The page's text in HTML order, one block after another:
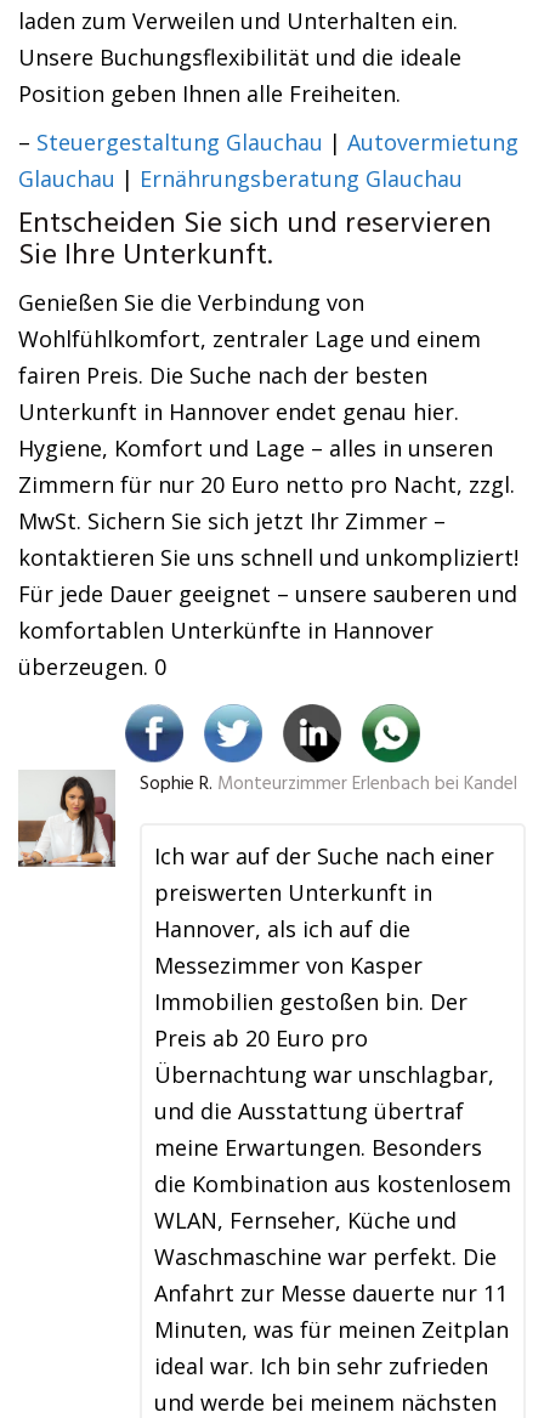
laden zum Verweilen und Unterhalten ein.
Unsere Buchungsflexibilität und die ideale
Position geben Ihnen alle Freiheiten.
– Steuergestaltung Glauchau | Autovermietung
Glauchau | Ernährungsberatung Glauchau
Entscheiden Sie sich und reservieren
Sie Ihre Unterkunft.
Genießen Sie die Verbindung von
Wohlfühlkomfort, zentraler Lage und einem
fairen Preis. Die Suche nach der besten
Unterkunft in Hannover endet genau hier.
Hygiene, Komfort und Lage – alles in unseren
Zimmern für nur 20 Euro netto pro Nacht, zzgl.
MwSt. Sichern Sie sich jetzt Ihr Zimmer –
kontaktieren Sie uns schnell und unkompliziert!
Für jede Dauer geeignet – unsere sauberen und
komfortablen Unterkünfte in Hannover
überzeugen. 0
Sophie R. Monteurzimmer Erlenbach bei Kandel
Ich war auf der Suche nach einer
preiswerten Unterkunft in
Hannover, als ich auf die
Messezimmer von Kasper
Immobilien gestoßen bin. Der
Preis ab 20 Euro pro
Übernachtung war unschlagbar,
und die Ausstattung übertraf
meine Erwartungen. Besonders
die Kombination aus kostenlosem
WLAN, Fernseher, Küche und
Waschmaschine war perfekt. Die
Anfahrt zur Messe dauerte nur 11
Minuten, was für meinen Zeitplan
ideal war. Ich bin sehr zufrieden
und werde bei meinem nächsten